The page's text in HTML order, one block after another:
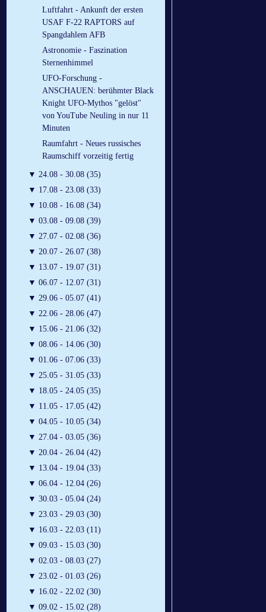
Luftfahrt - Ankunft der ersten
USAF F-22 RAPTORS auf
Spangdahlem AFB
Astronomie - Faszination
Sternenhimmel
UFO-Forschung -
ANSCHAUEN: berühmter Black
Knight UFO-Mythos "gelöst"
von YouTube Neuling in nur 11
Minuten
Raumfahrt - Neues russisches
Raumschiff vorzeitig fertig
▼ 24.08 - 30.08 (35)
▼ 17.08 - 23.08 (33)
▼ 10.08 - 16.08 (34)
▼ 03.08 - 09.08 (39)
▼ 27.07 - 02.08 (36)
▼ 20.07 - 26.07 (38)
▼ 13.07 - 19.07 (31)
▼ 06.07 - 12.07 (31)
▼ 29.06 - 05.07 (41)
▼ 22.06 - 28.06 (47)
▼ 15.06 - 21.06 (32)
▼ 08.06 - 14.06 (30)
▼ 01.06 - 07.06 (33)
▼ 25.05 - 31.05 (33)
▼ 18.05 - 24.05 (35)
▼ 11.05 - 17.05 (42)
▼ 04.05 - 10.05 (34)
▼ 27.04 - 03.05 (36)
▼ 20.04 - 26.04 (42)
▼ 13.04 - 19.04 (33)
▼ 06.04 - 12.04 (26)
▼ 30.03 - 05.04 (24)
▼ 23.03 - 29.03 (30)
▼ 16.03 - 22.03 (11)
▼ 09.03 - 15.03 (30)
▼ 02.03 - 08.03 (27)
▼ 23.02 - 01.03 (26)
▼ 16.02 - 22.02 (30)
▼ 09.02 - 15.02 (28)